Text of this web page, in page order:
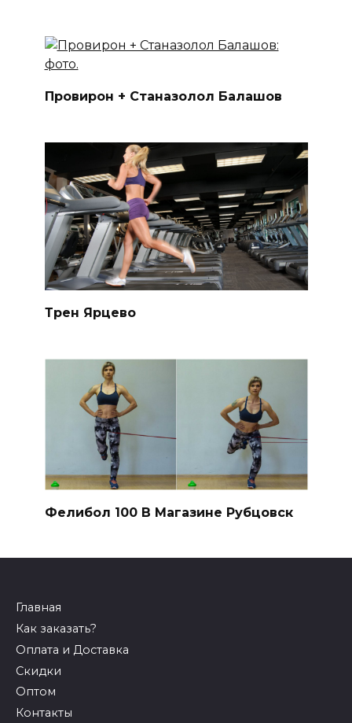
Провирон + Станазолол Балашов
Трен Ярцево
Фелибол 100 В Магазине Рубцовск
Главная
Как заказать?
Оплата и Доставка
Скидки
Оптом
Контакты